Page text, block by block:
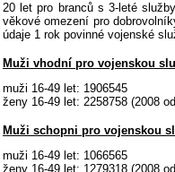
20 let pro branců s 3-leté
věkové omezení pro
údaje 1 rok povinné vojenské
Muži vhodní pro vojenskou
muži 16-49 let: 1906545
ženy 16-49 let: 2258758 (2008
Muži schopni pro vojenskou
muži 16-49 let: 1066565
ženy 16-49 let: 1279318 (2008